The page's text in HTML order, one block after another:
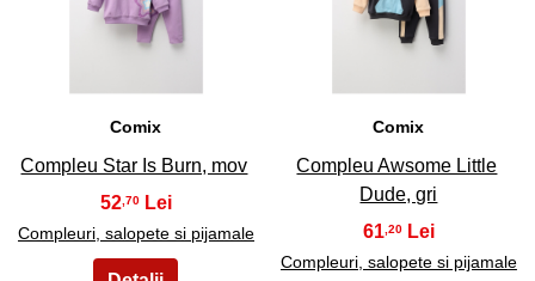
17
Comix
Compleu Star Is Burn, mov
52 ,70
Compleuri, salopete si pijamale
18
Comix
Compleu Awsome Little
Dude, gri
61 ,20
Compleuri, salopete si pijamale